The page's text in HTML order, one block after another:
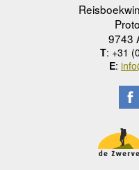
9743
T: +31
E: